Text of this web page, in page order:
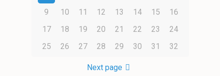
9
10 11 12 13 14 15
16
17
18 19 20 21 22 23
24
25
26 27 28 29 30 31 32
Next page